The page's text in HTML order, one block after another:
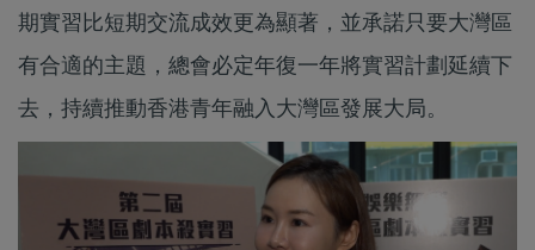
期實習比短期交流成效更為顯著，並承諾只要大灣區
有合適的主題，總會必定年復一年將實習計劃延續下
去，持續推動香港青年融入大灣區發展大局。